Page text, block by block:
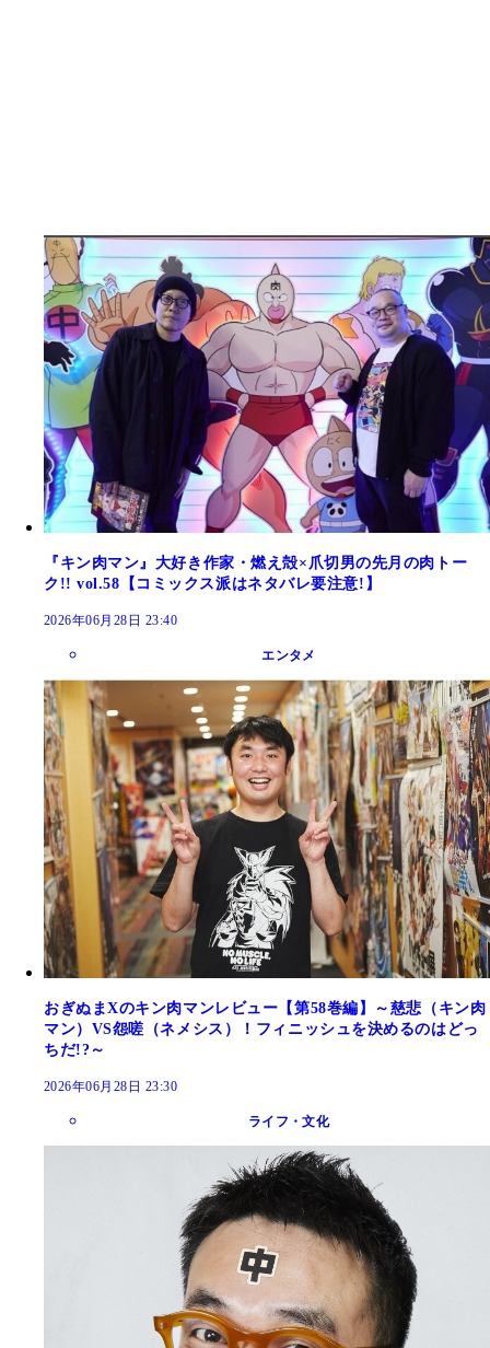
『キン肉マン』大好き作家・燃え殻×爪切男の先月の肉トー
ク!! vol.58【コミックス派はネタバレ要注意!】
2026年06月28日 23:40
エンタメ
おぎぬまXのキン肉マンレビュー【第58巻編】～慈悲（キン肉
マン）VS怨嗟（ネメシス）！フィニッシュを決めるのはどっ
ちだ!?～
2026年06月28日 23:30
ライフ・文化